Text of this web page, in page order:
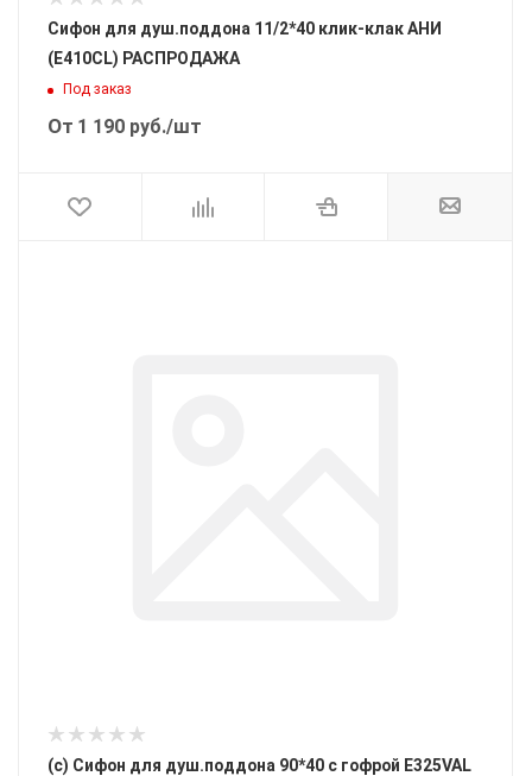
Сифон для душ.поддона 11/2*40 клик-клак АНИ
(E410CL) РАСПРОДАЖА
Под заказ
От 1 190 руб./шт
(с) Сифон для душ.поддона 90*40 с гофрой E325VAL